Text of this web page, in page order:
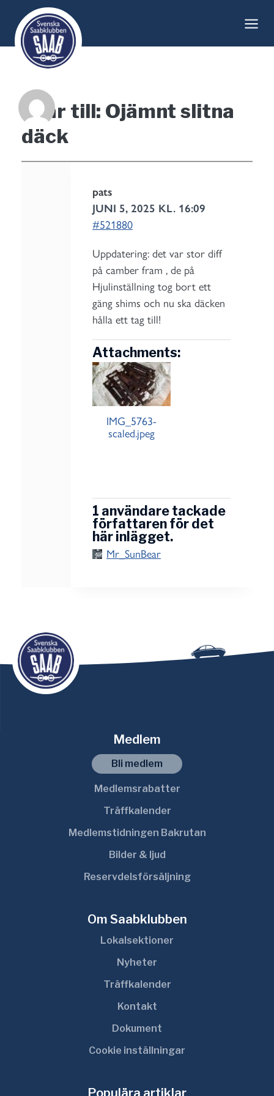
content
Svar till: Ojämnt slitna
däck
pats
JUNI 5, 2025 KL. 16:09
#521880
Uppdatering: det var stor diff
på camber fram , de på
Hjulinställning tog bort ett
gäng shims och nu ska däcken
hålla ett tag till!
Attachments:
IMG_5763-
scaled.jpeg
1 användare tackade
författaren för det
här inlägget.
Mr_SunBear
Medlem
Bli medlem
Medlemsrabatter
Träffkalender
Medlemstidningen Bakrutan
Bilder & ljud
Reservdelsförsäljning
Om Saabklubben
Lokalsektioner
Nyheter
Träffkalender
Kontakt
Dokument
Cookie inställningar
Populära artiklar